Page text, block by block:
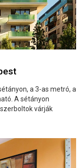
a 3-as metró, a
A sétányon
várják